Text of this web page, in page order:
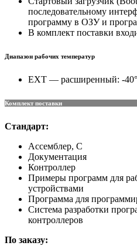
последовательному
программу в ОЗУ и
В комплект поставки
Диапазон рабочих температур
EXT — расширенный: -
Комплект поставки
Стандарт:
Ассемблер, C
Документация
Контроллер
Примеры программ для
устройствами
Программа для
Система разработки
контроллеров
По заказу: